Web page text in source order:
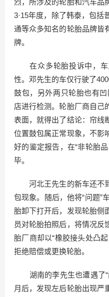
烈，所涉及的轮胎和汽车品
3·15年度，除了韩泰，包括
通等众多知名的轮胎品牌皆
牌。
在众多轮胎投诉中，车
性。邓先生的车仅行驶了
鼓包，另外两只轮胎也有
店进行检测。轮胎厂商自己
表面，就得出了结论：帘线
位置鼓包属正常现象，不影
好的鉴定报告，在“非轮胎
毕。
河北王先生的新车还不
包现象。随后，他将“问题”
胎卸下打开后，发现轮胎侧
员对轮胎拍照后，将情况反
胎厂商却以“橡胶接头处凸
拒绝赔偿或更换轮胎。
湖南的李先生也遭遇了“
月后，发现左后轮胎出现严